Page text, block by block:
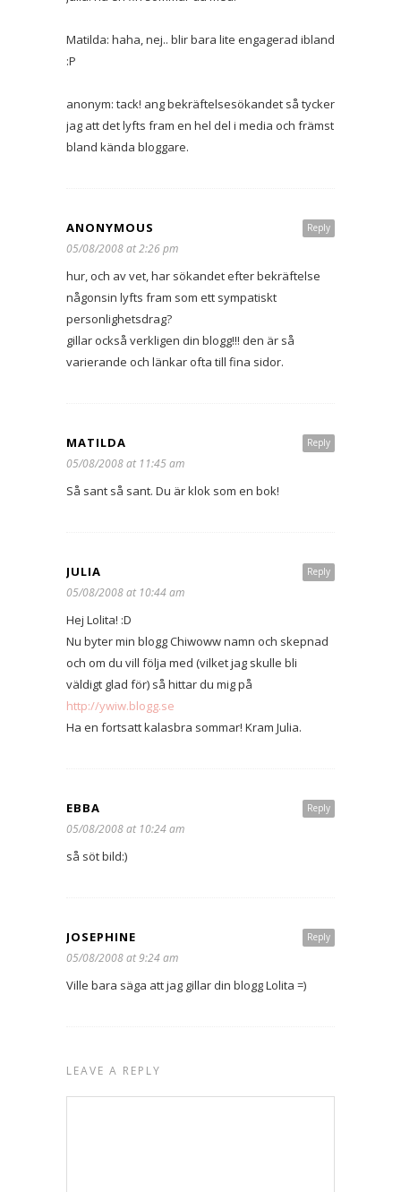
Matilda: haha, nej.. blir bara lite engagerad ibland
:P
anonym: tack! ang bekräftelsesökandet så tycker
jag att det lyfts fram en hel del i media och främst
bland kända bloggare.
Reply
ANONYMOUS
05/08/2008 at 2:26 pm
hur, och av vet, har sökandet efter bekräftelse
någonsin lyfts fram som ett sympatiskt
personlighetsdrag?
gillar också verkligen din blogg!!! den är så
varierande och länkar ofta till fina sidor.
Reply
MATILDA
05/08/2008 at 11:45 am
Så sant så sant. Du är klok som en bok!
Reply
JULIA
05/08/2008 at 10:44 am
Hej Lolita! :D
Nu byter min blogg Chiwoww namn och skepnad
och om du vill följa med (vilket jag skulle bli
väldigt glad för) så hittar du mig på
http://ywiw.blogg.se
Ha en fortsatt kalasbra sommar! Kram Julia.
Reply
EBBA
05/08/2008 at 10:24 am
så söt bild:)
Reply
JOSEPHINE
05/08/2008 at 9:24 am
Ville bara säga att jag gillar din blogg Lolita =)
LEAVE A REPLY